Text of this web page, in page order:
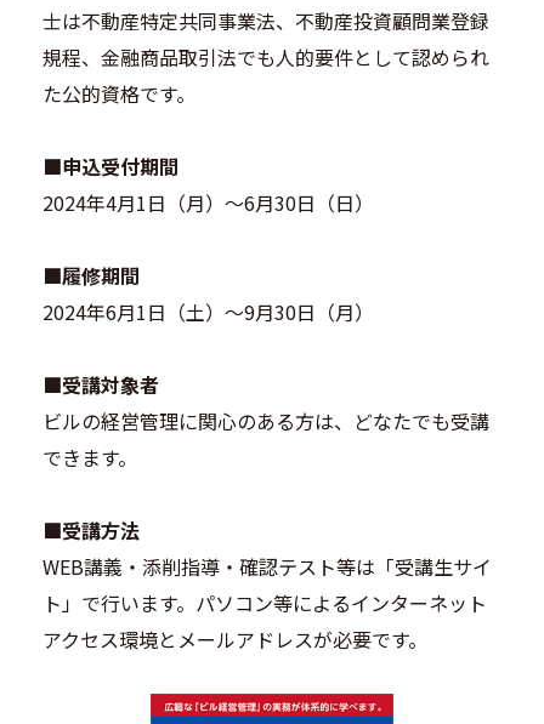
士は不動産特定共同事業法、不動産投資顧問業登録
規程、金融商品取引法でも人的要件として認められ
た公的資格です。
■申込受付期間
2024年4月1日（月）～6月30日（日）
■履修期間
2024年6月1日（土）～9月30日（月）
■受講対象者
ビルの経営管理に関心のある方は、どなたでも受講
できます。
■受講方法
WEB講義・添削指導・確認テスト等は「受講生サイ
ト」で行います。パソコン等によるインターネット
アクセス環境とメールアドレスが必要です。